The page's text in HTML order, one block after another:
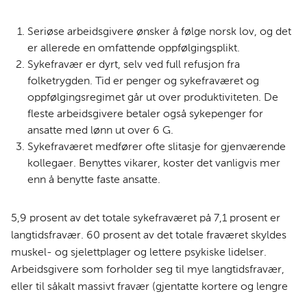
Seriøse arbeidsgivere ønsker å følge norsk lov, og det
er allerede en omfattende oppfølgingsplikt.
Sykefravær er dyrt, selv ved full refusjon fra
folketrygden. Tid er penger og sykefraværet og
oppfølgingsregimet går ut over produktiviteten. De
fleste arbeidsgivere betaler også sykepenger for
ansatte med lønn ut over 6 G.
Sykefraværet medfører ofte slitasje for gjenværende
kollegaer. Benyttes vikarer, koster det vanligvis mer
enn å benytte faste ansatte.
5,9 prosent av det totale sykefraværet på 7,1 prosent er
langtidsfravær. 60 prosent av det totale fraværet skyldes
muskel- og sjelettplager og lettere psykiske lidelser.
Arbeidsgivere som forholder seg til mye langtidsfravær,
eller til såkalt massivt fravær (gjentatte kortere og lengre